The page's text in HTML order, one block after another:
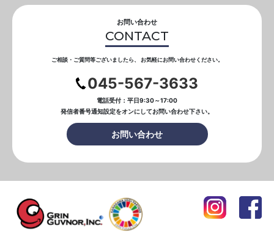
お問い合わせ
CONTACT
ご相談・ご質問等ございましたら、 お気軽にお問い合わせください。
045-567-3633
電話受付：平日9:30～17:00
発信者番号通知設定をオンにしてお問い合わせ下さい。
お問い合わせ